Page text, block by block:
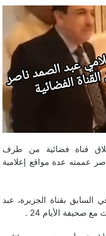
قناة فضائية من طرف
عممته عدة مواقع إعلامية
بقناة الجزيرة، عبد
صحيفة الأيام 24 .